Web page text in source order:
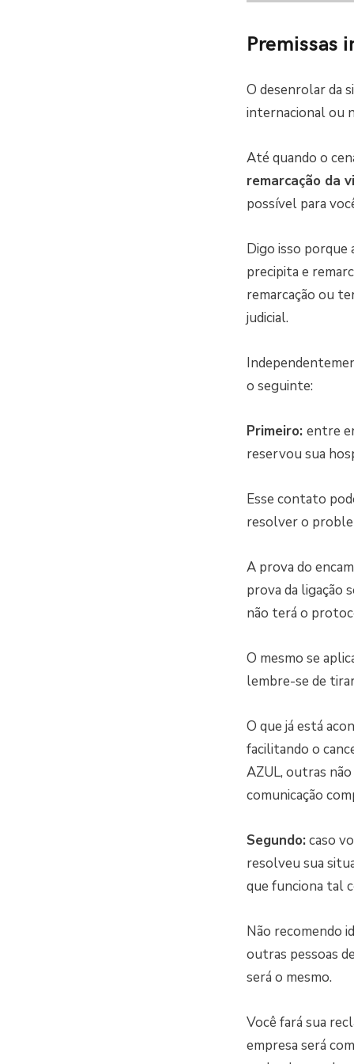
Premissas
O desenrolar da
internacional ou
Até quando o
remarcação da
possível para
Digo isso porque
precipita e
remarcação ou
judicial.
o seguinte:
Primeiro: entre
reservou sua
Esse contato
resolver o
A prova do
prova da ligação
não terá o
O mesmo se
lembre-se de
O que já está
facilitando o
AZUL, outras
comunicação
Segundo:caso
resolveu sua
que funciona tal
Não recomendo
outras pessoas
será o mesmo.
Você fará sua
empresa será